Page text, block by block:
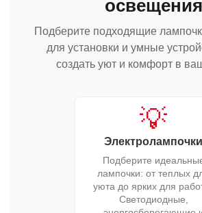
освещения
Подберите подходящие
для установки и умные
создать уют и комфорт в
💡
Электролампочки
Подберите
лампочки: от теплых
уюта до ярких для
Светодиодные,